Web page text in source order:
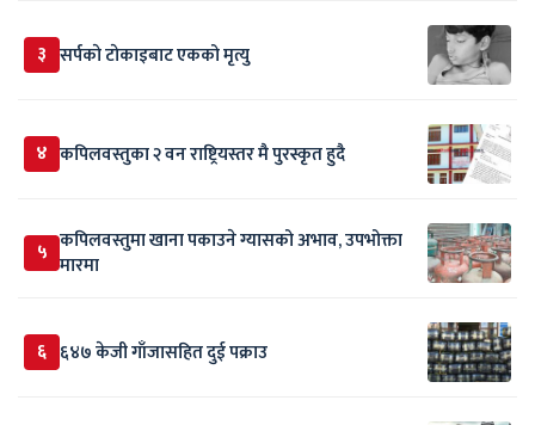
३ सर्पकाे टाेकाइबाट एकको मृत्यु
४ कपिलवस्तुका २ वन राष्ट्रियस्तर मै पुरस्कृत हुदै
५ कपिलवस्तुमा खाना पकाउने ग्यासको अभाव, उपभोक्ता
मारमा
६ ६४७ केजी गाँजासहित दुई पक्राउ